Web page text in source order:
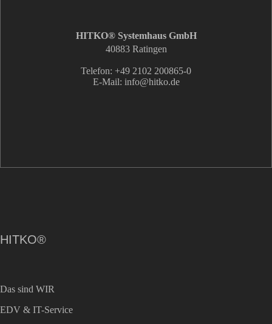
HITKO® Systemhaus GmbH
40883 Ratingen
Telefon: +49 2102 200865-0
E-Mail: info@hitko.de
HITKO®
Das sind WIR
EDV & IT-Service